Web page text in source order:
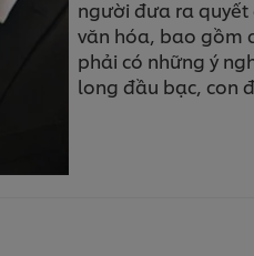
người đưa ra quyết
văn hóa, bao gồm
phải có những ý
long đầu bạc, con